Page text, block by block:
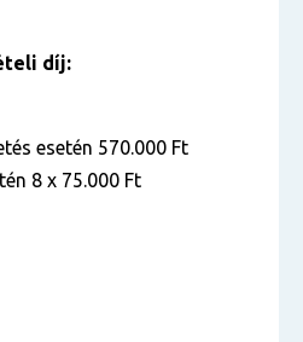
díj:
esetén 570.000 Ft
8 x 75.000 Ft